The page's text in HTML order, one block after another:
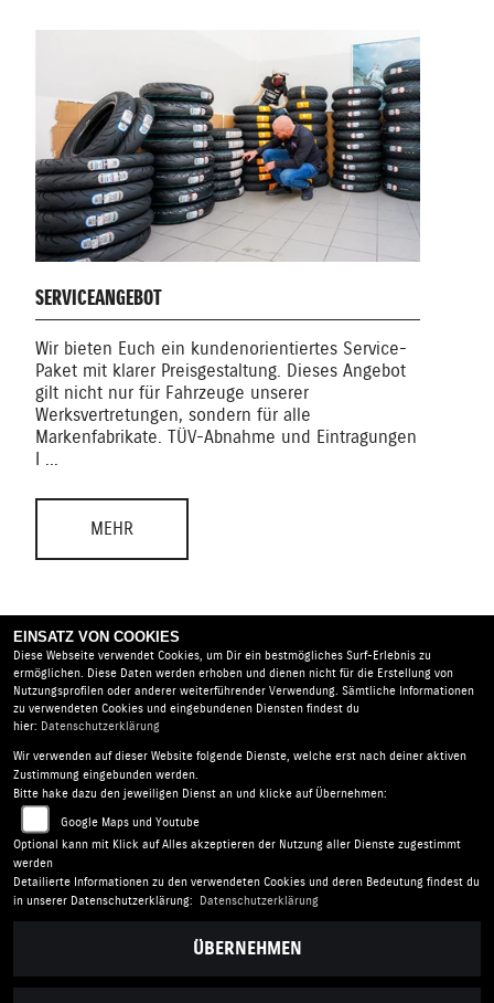
SERVICEANGEBOT
Wir bieten Euch ein kundenorientiertes Service-
Paket mit klarer Preisgestaltung. Dieses Angebot
gilt nicht nur für Fahrzeuge unserer
Werksvertretungen, sondern für alle
Markenfabrikate. TÜV-Abnahme und Eintragungen
I ...
MEHR
88161 Lindenberg i.Allgäu | Deutschland
AGB
|
Barrierefreiheit
Folgen Sie uns
EINSATZ VON COOKIES
Diese Webseite verwendet Cookies, um Dir ein bestmögliches Surf-Erlebnis zu
ermöglichen. Diese Daten werden erhoben und dienen nicht für die Erstellung von
Nutzungsprofilen oder anderer weiterführender Verwendung. Sämtliche Informationen
zu verwendeten Cookies und eingebundenen Diensten findest du
hier: Datenschutzerklärung
Wir verwenden auf dieser Website folgende Dienste, welche erst nach deiner aktiven
Zustimmung eingebunden werden.
Bitte hake dazu den jeweiligen Dienst an und klicke auf Übernehmen:
Google Maps und Youtube
Optional kann mit Klick auf Alles akzeptieren der Nutzung aller Dienste zugestimmt
werden
Detailierte Informationen zu den verwendeten Cookies und deren Bedeutung findest du
in unserer Datenschutzerklärung:
Datenschutzerklärung
ÜBERNEHMEN